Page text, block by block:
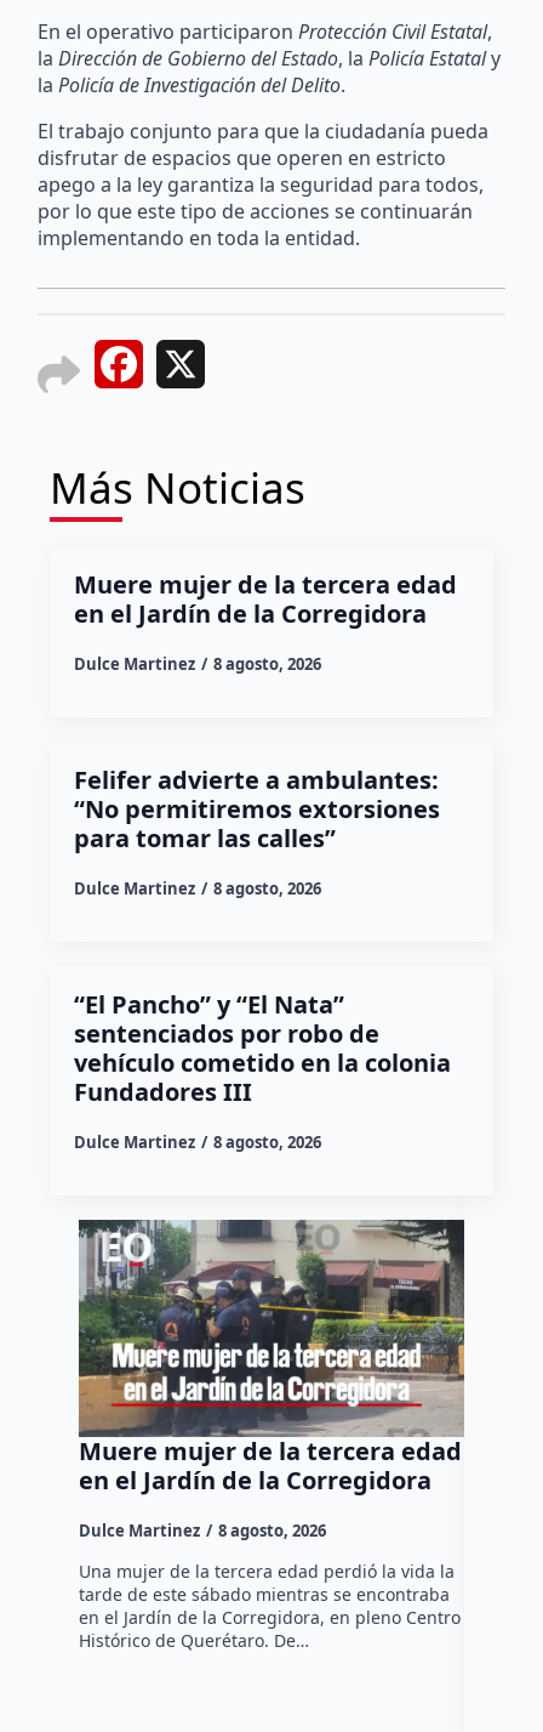
En el operativo participaronProtección Civil Estatal,
laDirección de Gobierno del Estado, laPolicía Estataly
laPolicía de Investigación del Delito.
El trabajo conjunto para que la ciudadanía pueda
disfrutar de espacios que operen en estricto
apego a la ley garantiza la seguridad para todos,
por lo que este tipo de acciones se continuarán
implementando en toda la entidad.
Facebook
Más Noticias
Muere mujer de la tercera edad
en el Jardín de la Corregidora
Dulce Martinez 8 agosto, 2026
Felifer advierte a ambulantes:
“No permitiremos extorsiones
para tomar las calles”
Dulce Martinez 8 agosto, 2026
“El Pancho” y “El Nata”
sentenciados por robo de
vehículo cometido en la colonia
Fundadores III
Dulce Martinez 8 agosto, 2026
Muere mujer de la tercera edad
en el Jardín de la Corregidora
Dulce Martinez 8 agosto, 2026
Una mujer de la tercera edad perdió la vida la
tarde de este sábado mientras se encontraba
en el Jardín de la Corregidora, en pleno Centro
Histórico de Querétaro. De…